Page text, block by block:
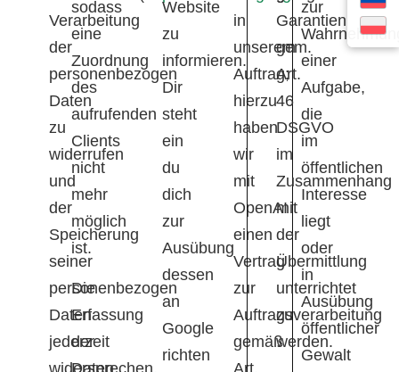
Verarbeitung
der
personenbezogen
Daten
zu
widerrufen
und
der
Speicherung
seiner
personenbezogen
Daten
jederzeit
sodass
eine
Zuordnung
des
aufrufenden
Clients
nicht
mehr
möglich
ist.
Die
Erfassung
der
Website
zu
informieren.
Dir
steht
ein
du
dich
zur
Ausübung
dessen
an
Google
richten
in
unserem
Auftrag;
hierzu
haben
wir
mit
OpenAI
einen
Vertrag
zur
Auftragsverarbeitung
gemäß
Garantien
gem.
Art.
46
DSGVO
im
Zusammenhang
mit
der
Übermittlung
unterrichtet
zu
werden.
zur
einer
Aufgabe,
die
im
öffentlichen
Interesse
liegt
oder
in
Ausübung
öffentlicher
Gewalt